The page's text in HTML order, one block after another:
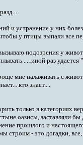
и устранение у них
у птицы выпали все
подозрения у
иной раз удается
мне налаживать с
кто знает....
только в категориях
оазисы, заставляли
прошлого и
строим - это догадки,